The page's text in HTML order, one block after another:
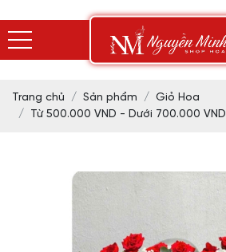
Trang chủ Sản phẩm
Giỏ Hoa
Từ 500.000 VND - Dưới 700.000 VND